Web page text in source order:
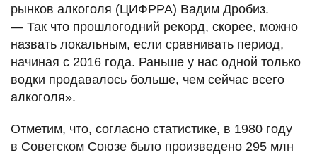
рынков алкоголя (ЦИФРРА) Вадим Дробиз.
— Так что прошлогодний рекорд, скорее, можно
назвать локальным, если сравнивать период,
начиная с 2016 года. Раньше у нас одной только
водки продавалось больше, чем сейчас всего
алкоголя».
Отметим, что, согласно статистике, в 1980 году
в Советском Союзе было произведено 295 млн